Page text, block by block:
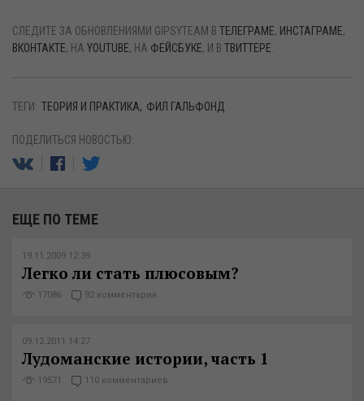
СЛЕДИТЕ ЗА ОБНОВЛЕНИЯМИ GIPSYTEAM В ТЕЛЕГРАМЕ, ИНСТАГРАМЕ,
ВКОНТАКТЕ, НА YOUTUBE, НА ФЕЙСБУКЕ, И В ТВИТТЕРЕ
ТЕГИ: ТЕОРИЯ И ПРАКТИКА ФИЛ ГАЛЬФОНД
ПОДЕЛИТЬСЯ НОВОСТЬЮ:
ЕЩЕ ПО ТЕМЕ
19.11.2009 12:39
Легко ли стать плюсовым?
17086 92 комментария
09.12.2011 14:27
Лудоманские истории, часть 1
19571 110 комментариев